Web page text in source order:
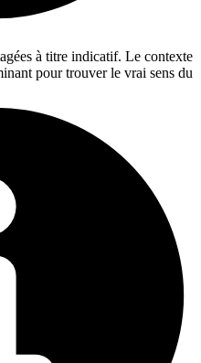
à titre indicatif. Le contexte
pour trouver le vrai sens du